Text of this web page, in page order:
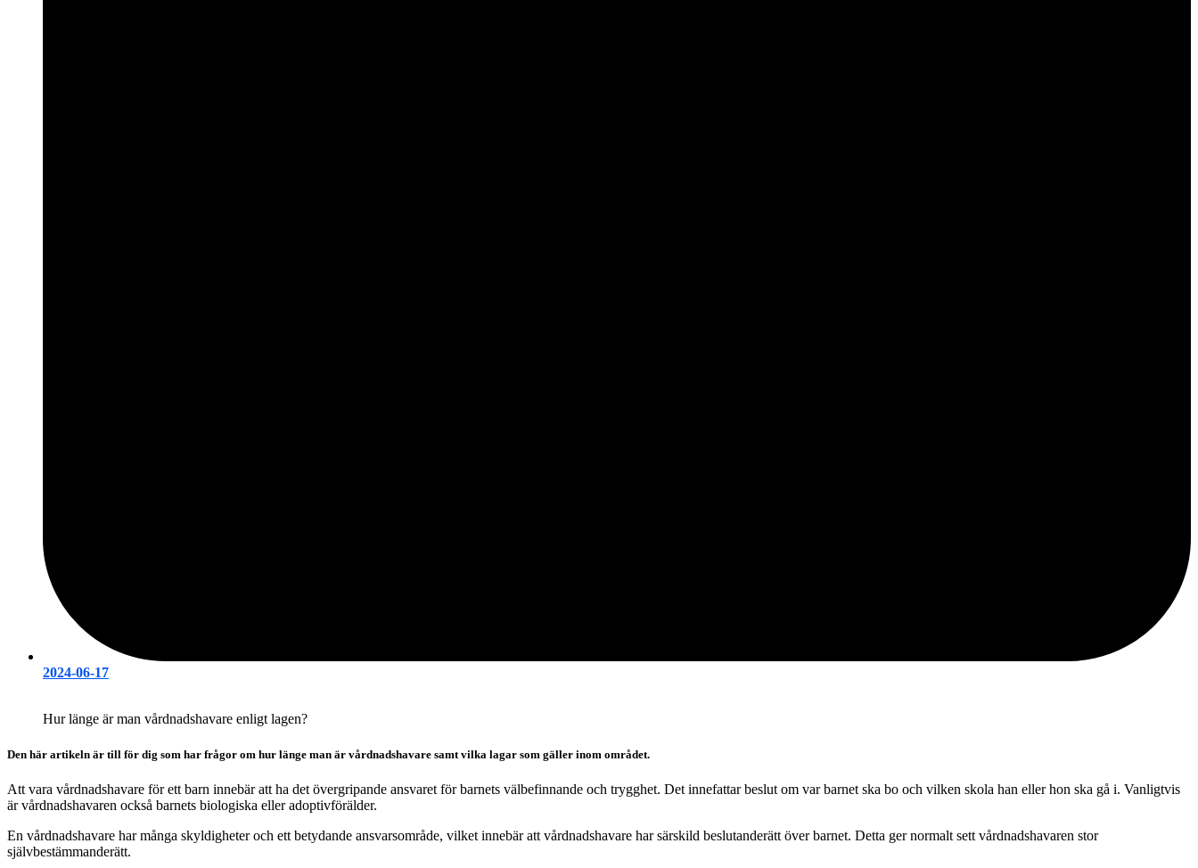
2024-06-17
Hur länge är man vårdnadshavare enligt lagen?
Den här artikeln är till för dig som har frågor om hur länge man är vårdnadshavare samt vilka lagar som gäller inom området.
Att vara vårdnadshavare för ett barn innebär att ha det övergripande ansvaret för barnets välbefinnande och trygghet. Det innefattar beslut om var barnet ska bo och vilken skola han eller hon ska gå i. Vanligtvis
är vårdnadshavaren också barnets biologiska eller adoptivförälder.
En vårdnadshavare har många skyldigheter och ett betydande ansvarsområde, vilket innebär att vårdnadshavare har särskild beslutanderätt över barnet. Detta ger normalt sett vårdnadshavaren stor
självbestämmanderätt.